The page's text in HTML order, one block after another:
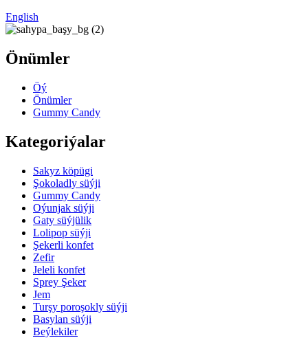
English
Önümler
Öý
Önümler
Gummy Candy
Kategoriýalar
Sakyz köpügi
Şokoladly süýji
Gummy Candy
Oýunjak süýji
Gaty süýjülik
Lolipop süýji
Şekerli konfet
Zefir
Jeleli konfet
Sprey Şeker
Jem
Turşy poroşokly süýji
Basylan süýji
Beýlekiler